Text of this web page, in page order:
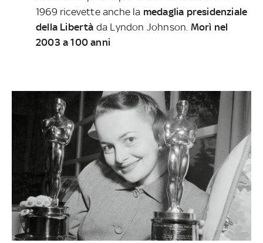
1969 ricevette anche la medaglia presidenziale
della Libertà da Lyndon Johnson. Morì nel
2003 a 100 anni